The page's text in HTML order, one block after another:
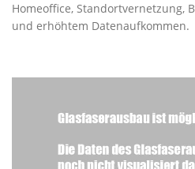
Homeoffice, Standortvernetzung,
und erhöhtem Datenaufkommen.